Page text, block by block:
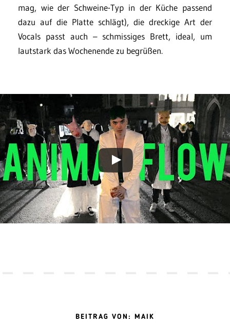
mag, wie der Schweine-Typ in der Küche passend
dazu auf die Platte schlägt), die dreckige Art der
Vocals passt auch – schmissiges Brett, ideal, um
lautstark das Wochenende zu begrüßen.
BEITRAG VON: MAIK